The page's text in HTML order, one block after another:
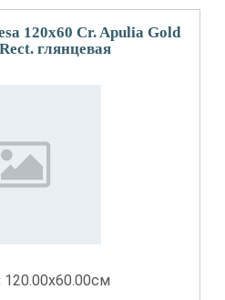
120x60 Cr. Apulia Gold
глянцевая
120.00x60.00см